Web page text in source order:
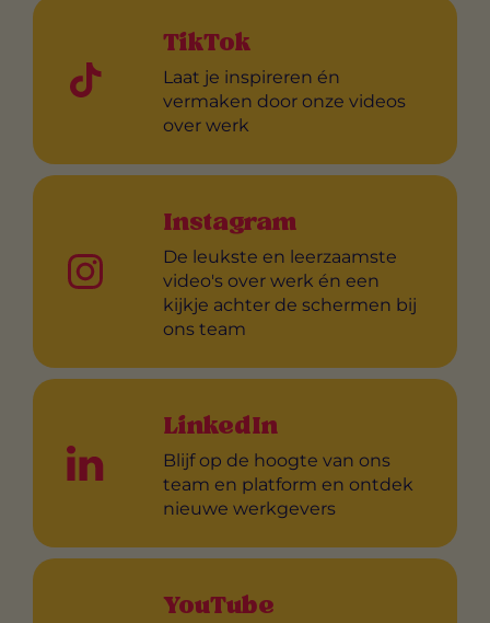
TikTok
Laat je inspireren én
vermaken door onze videos
over werk
Instagram
De leukste en leerzaamste
video's over werk én een
kijkje achter de schermen bij
ons team
LinkedIn
Blijf op de hoogte van ons
team en platform en ontdek
nieuwe werkgevers
YouTube